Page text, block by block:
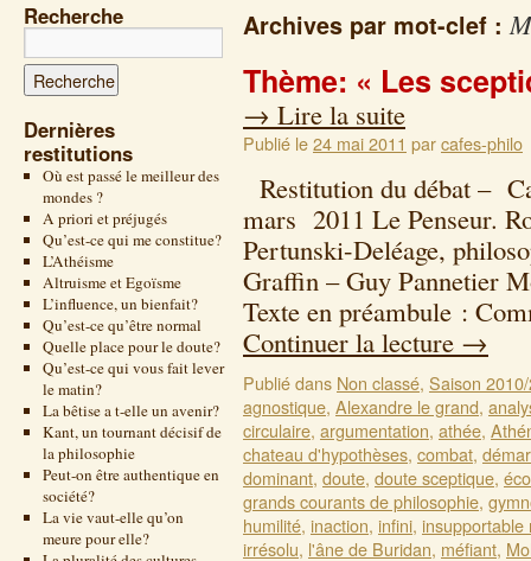
Recherche
Dernières
restitutions
Où est passé le meilleur des
mondes ?
A priori et préjugés
Qu’est-ce qui me constitue?
L’Athéisme
Altruisme et Egoïsme
L’influence, un bienfait?
Qu’est-ce qu’être normal
Quelle place pour le doute?
Qu’est-ce qui vous fait lever
le matin?
La bêtise a t-elle un avenir?
Kant, un tournant décisif de
la philosophie
Peut-on être authentique en
société?
La vie vaut-elle qu’on
meure pour elle?
Archives par mot-clef :
Thème: « Les
→ Lire la suite
Publié le24 mai 2011 parcafes-philo
Restitution du débat –
mars 2011 Le Penseur.
Pertunski-Deléage,
Graffin – Guy Pannetier
Texte en préambule :
Continuer la lecture →
Publié dans Non classé, Saison
agnostique, Alexandre le grand,
circulaire, argumentation, athée,
chateau d'hypothèses, combat,
dominant, doute, doute sceptique,
grands courants de philosophie,
humilité, inaction, infini,
irrésolu, l'âne de Buridan, méfiant,